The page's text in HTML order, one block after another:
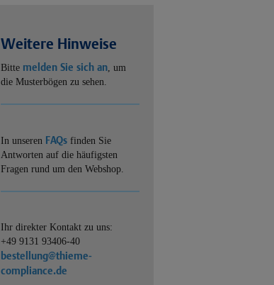
Weitere Hinweise
Bitte melden Sie sich an, um
die Musterbögen zu sehen.
In unseren FAQs finden Sie
Antworten auf die häufigsten
Fragen rund um den Webshop.
Ihr direkter Kontakt zu uns:
+49 9131 93406-40
bestellung@thieme-
compliance.de